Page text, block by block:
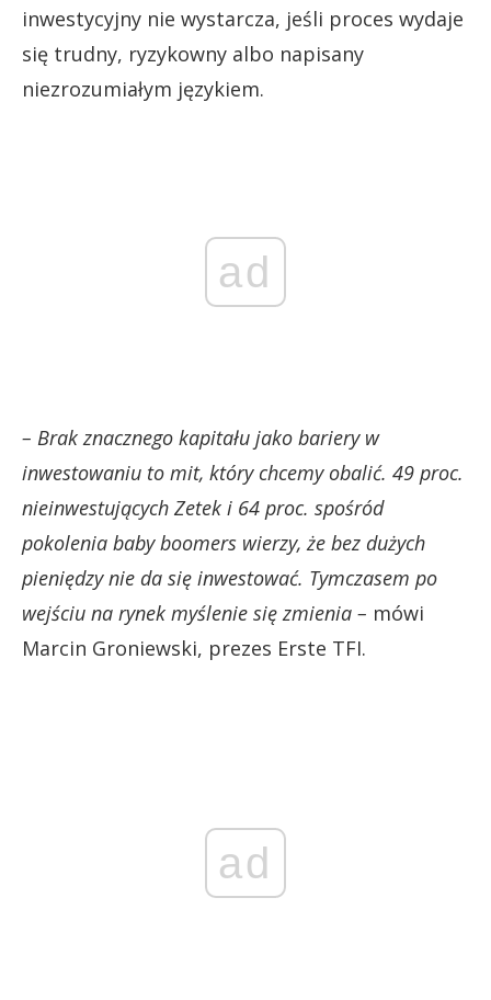
inwestycyjny nie wystarcza, jeśli proces wydaje
się trudny, ryzykowny albo napisany
niezrozumiałym językiem.
ad
– Brak znacznego kapitału jako bariery w
inwestowaniu to mit, który chcemy obalić. 49 proc.
nieinwestujących Zetek i 64 proc. spośród
pokolenia baby boomers wierzy, że bez dużych
pieniędzy nie da się inwestować. Tymczasem po
wejściu na rynek myślenie się zmienia – mówi
Marcin Groniewski, prezes Erste TFI.
ad